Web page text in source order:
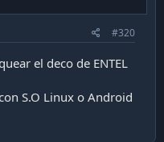
como
por tanto entre al play
de
#320
el deco de ENTEL
S.O Linux o Android